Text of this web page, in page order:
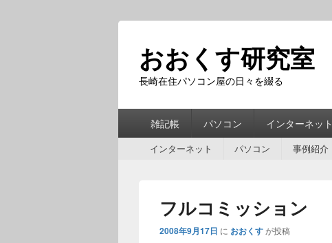
おおくす研究室
長崎在住パソコン屋の日々を綴る
雑記帳 パソコン インターネット
インターネット パソコン 事例紹介
フルコミッション
2008年9月17日 に おおくすが投稿